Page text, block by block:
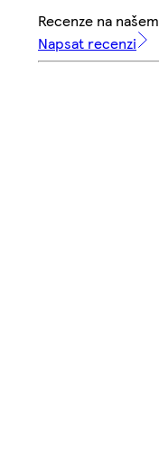
Recenze na
Napsat recenzi